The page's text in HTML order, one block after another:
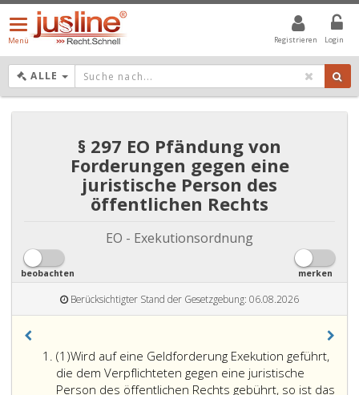
Registrieren Login
Menü
öffnen/schließen
Menü
ALLE DROPDOWN: GEWÄHLTER WERT IST ALLE
§ 297 EO Pfändung von
Forderungen gegen eine
juristische Person des
öffentlichen Rechts
EO - Exekutionsordnung
beobachten merken
Berücksichtigter Stand der Gesetzgebung: 06.08.2026
(1)Absatz
eins
Wird auf eine Geldforderung Exekution geführt,
die dem Verpflichteten gegen eine juristische
Person des öffentlichen Rechts gebührt, so ist das